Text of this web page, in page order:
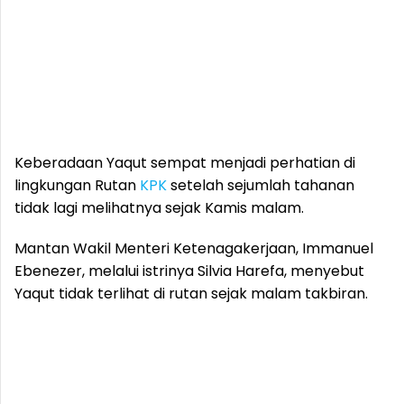
Keberadaan Yaqut sempat menjadi perhatian di
lingkungan Rutan KPKsetelah sejumlah tahanan
tidak lagi melihatnya sejak Kamis malam.
Mantan Wakil Menteri Ketenagakerjaan, Immanuel
Ebenezer, melalui istrinya Silvia Harefa, menyebut
Yaqut tidak terlihat di rutan sejak malam takbiran.